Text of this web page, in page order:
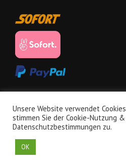
Copyright © 2026, Bodnar
Unsere Website verwendet
stimmen Sie der Cookie-Nutzung
Datenschutzbestimmungen zu.
OK